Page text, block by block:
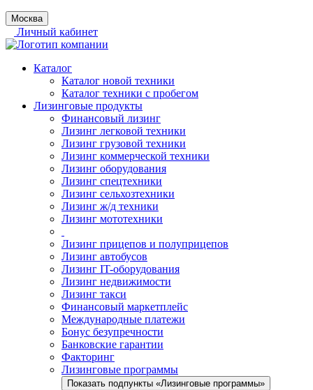
Москва
Личный кабинет
Каталог
Каталог новой техники
Каталог техники с пробегом
Лизинговые продукты
Финансовый лизинг
Лизинг легковой техники
Лизинг грузовой техники
Лизинг коммерческой техники
Лизинг оборудования
Лизинг спецтехники
Лизинг сельхозтехники
Лизинг ж/д техники
Лизинг мототехники
Лизинг прицепов и полуприцепов
Лизинг автобусов
Лизинг IT-оборудования
Лизинг недвижимости
Лизинг такси
Финансовый маркетплейс
Международные платежи
Бонус безупречности
Банковские гарантии
Факторинг
Лизинговые программы
Показать подпункты «Лизинговые программы»